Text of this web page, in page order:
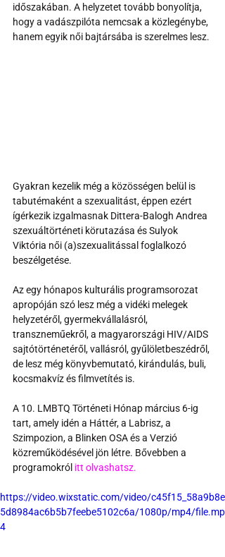
időszakában. A helyzetet tovább bonyolítja,
hogy a vadászpilóta nemcsak a közlegénybe,
hanem egyik női bajtársába is szerelmes lesz.
Gyakran kezelik még a közösségen belül is
tabutémaként a szexualitást, éppen ezért
ígérkezik izgalmasnak Dittera-Balogh Andrea
szexuáltörténeti körutazása és Sulyok
Viktória női (a)szexualitással foglalkozó
beszélgetése.
Az egy hónapos kulturális programsorozat
apropóján szó lesz még a vidéki melegek
helyzetéről, gyermekvállalásról,
transzneműekről, a magyarországi HIV/AIDS
sajtótörténetéről, vallásról, gyűlöletbeszédről,
de lesz még könyvbemutató, kirándulás, buli,
kocsmakvíz és filmvetítés is.
A 10. LMBTQ Történeti Hónap március 6-ig
tart, amely idén a Háttér, a Labrisz, a
Szimpozion, a Blinken OSA és a Verzió
közreműködésével jön létre. Bővebben a
programokról itt olvashatsz.
https://video.wixstatic.com/video/c45f15_58a9b8e
5d8984ac6b5b7feebe5102c6a/1080p/mp4/file.mp
4